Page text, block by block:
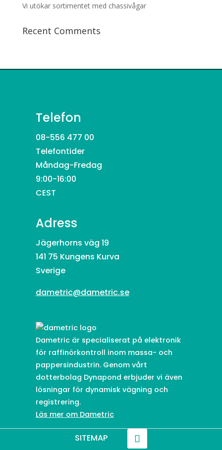
Vi utökar sortimentet med chassivågar
Recent Comments
Telefon
08-556 477 00
Telefontider
Måndag-Fredag
9:00-16:00
CEST
Adress
Jägerhorns väg 19
141 75 Kungens Kurva
Sverige
dametric@dametric.se
Dametric är specialiserat på elektronik
för raffinörkontroll inom massa- och
pappersindustrin. Genom vårt
dotterbolag Dynapond erbjuder vi även
lösningar för dynamisk vägning och
registrering.
Läs mer om Dametric
SITEMAP